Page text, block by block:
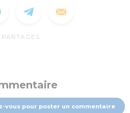
PARTAGES
vous pour poster un commentaire